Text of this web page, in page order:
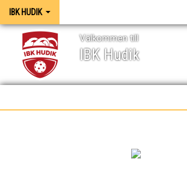
IBK HUDIK
IBK Hudik
Välkommen till